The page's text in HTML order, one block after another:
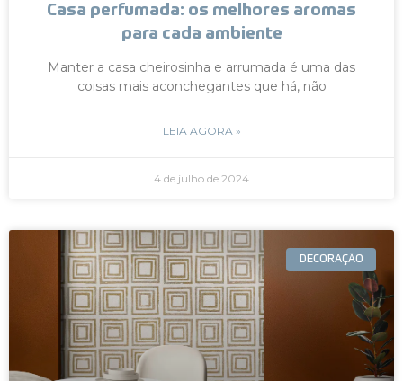
Casa perfumada: os melhores aromas
para cada ambiente
Manter a casa cheirosinha e arrumada é uma das
coisas mais aconchegantes que há, não
LEIA AGORA »
4 de julho de 2024
DECORAÇÃO